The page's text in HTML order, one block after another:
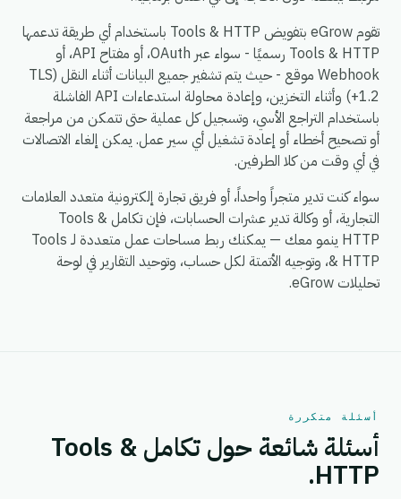
تقوم eGrow بتفويض Tools & HTTP باستخدام أي طريقة تدعمها
Tools & HTTP رسميًا - سواء عبر OAuth، أو مفتاح API، أو
Webhook موقع - حيث يتم تشفير جميع البيانات أثناء النقل (TLS
1.2+) وأثناء التخزين، وإعادة محاولة استدعاءات API الفاشلة
باستخدام التراجع الأسي، وتسجيل كل عملية حتى تتمكن من مراجعة
أو تصحيح أخطاء أو إعادة تشغيل أي سير عمل. يمكن إلغاء الاتصالات
في أي وقت من كلا الطرفين.
سواء كنت تدير متجراً واحداً، أو فريق تجارة إلكترونية متعدد العلامات
التجارية، أو وكالة تدير عشرات الحسابات، فإن تكامل Tools &
HTTP ينمو معك — يمكنك ربط مساحات عمل متعددة لـ Tools
& HTTP، وتوجيه الأتمتة لكل حساب، وتوحيد التقارير في لوحة
تحليلات eGrow.
أسئلة متكررة
أسئلة شائعة حول تكامل Tools &
HTTP.